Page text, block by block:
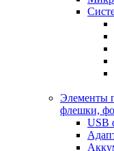
Элементы
флешки,
USB